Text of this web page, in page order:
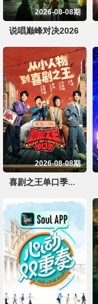
2026-08-08期
说唱巅峰对决2026
2026-08-08期
喜剧之王单口季第3季